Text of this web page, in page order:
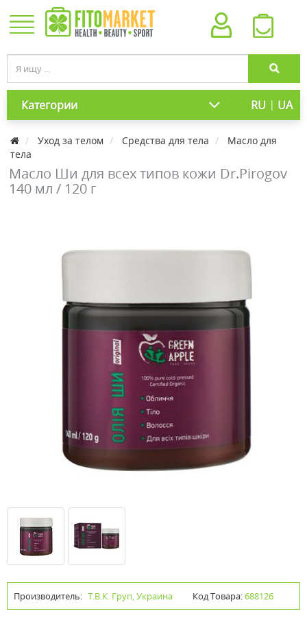
Категории RU | UA
Уход за телом Средства для тела
Масло для
тела
Масло Ши для всех типов кожи Dr.Pirogov
140 мл / 120 г
Производитель: Т.В.К. Груп, Украина Код Товара:688126